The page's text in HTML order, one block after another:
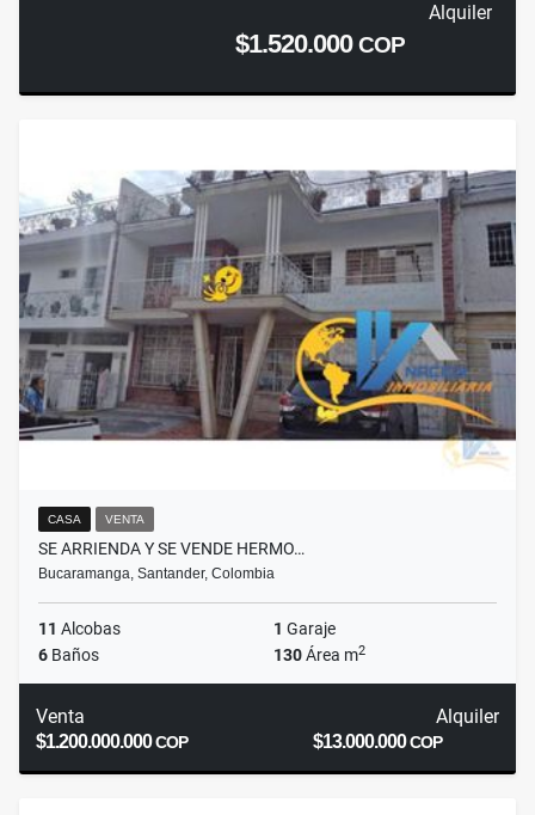
Alquiler
$1.520.000COP
CASA VENTA
SE ARRIENDA Y SE VENDE HERMO…
Bucaramanga, Santander, Colombia
11 Alcobas 1 Garaje
6 Baños 130Área m2
Venta
$1.200.000.000COP
Alquiler
$13.000.000COP